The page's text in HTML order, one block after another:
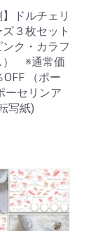
】ドルチェリ
３枚セット
ンク・カラフ
） ※通常価
（ポー
ーセリンア
写紙)